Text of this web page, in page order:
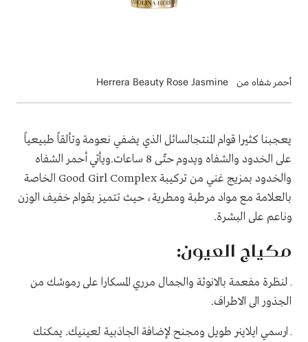
أحمر شفاه من Herrera Beauty Rose Jasmine
يعجبنا كثيرا قوام المنتجالسائل الذي يضفي نعومة وتألقاً طبيعياً
على الخدود والشفاه ويدوم حتّى 8 ساعات.ويأتي أحمر الشفاه
والخدود بمزيج غني من تركيبةGood Girl Complex الخاصة
بالعلامة مع مواد مرطبة ومطرية، حيث تتميز بقوام خفيف الوزن
وناعم على البشرة.
مكياج العيون:
ـ لنظرة مفعمة بالانوثة والجمال مرري المسكارا على رموشك من
الجذور الى الاطراف.
ـ ارسمي ايلاينر طويل ومجنح لإضافة الجاذبية لعينيك. يمكنك